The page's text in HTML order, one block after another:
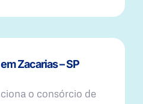
Zacarias – SP
o consórcio de